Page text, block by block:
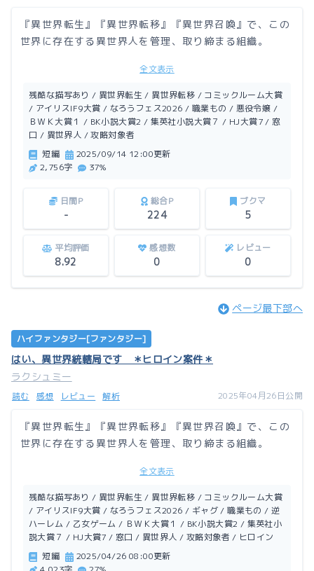
『異世界転生』『異世界転移』『異世界召喚』で、この
世界に存在する異世界人を管理、取り締まる組織。
それが……異世界統轄局（Another World Control D
ivision）。通称、A.W.C.D。
今回は悪役令嬢案件。
えっ？婿入り予定の婚約者がヒロインにうつつを抜かし
そう？
この世界を乱さないように、今日もA.W.C.Dは暗躍す
全文表示
残酷な描写あり / 異世界転生 / 異世界転移 / コミックルーム大賞
/ アイリスIF9大賞 / なろうフェス2026 / 職業もの / 悪役令嬢 /
ＢＷＫ大賞１ / BK小説大賞2 / 集英社小説大賞７ / HJ大賞7 / 窓
口 / 異世界人 / 攻略対象者
短編
2025/09/14 12:00更新
2,756字
37%
日間P
-
総合P
224
ブクマ
5
平均評価
8.92
感想数
0
レビュー
0
ページ最下部へ
ハイファンタジー[ファンタジー]
はい、異世界統轄局です ＊ヒロイン案件＊
ラクシュミー
読む 感想 レビュー 解析 2025年04月26日公開
『異世界転生』『異世界転移』『異世界召喚』で、この
世界に存在する異世界人を管理、取り締まる組織。
それが……異世界統轄局（Another World Control D
ivision）。通称、A.W.C.D。
今回は、ヒロイン案件。
もしかしたら、乙女ゲームの裏側はこんなのかも知れな
い？
全文表示
残酷な描写あり / 異世界転生 / 異世界転移 / コミックルーム大賞
/ アイリスIF9大賞 / なろうフェス2026 / ギャグ / 職業もの / 逆
ハーレム / 乙女ゲーム / ＢＷＫ大賞１ / BK小説大賞2 / 集英社小
説大賞７ / HJ大賞7 / 窓口 / 異世界人 / 攻略対象者 / ヒロイン
短編
2025/04/26 08:00更新